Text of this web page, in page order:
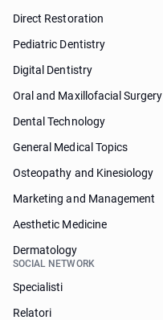
Direct Restoration
Pediatric Dentistry
Digital Dentistry
Oral and Maxillofacial Surgery
Dental Technology
General Medical Topics
Osteopathy and Kinesiology
Marketing and Management
Aesthetic Medicine
Dermatology
SOCIAL NETWORK
Specialisti
Relatori